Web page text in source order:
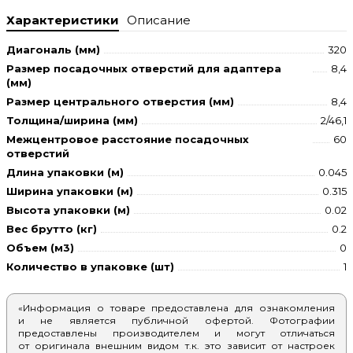
Характеристики Описание
Диагональ (мм)
320
Размер посадочных отверстий для адаптера
(мм)
8,4
Размер центрального отверстия (мм)
8,4
Толщина/ширина (мм)
2/46,1
Межцентровое расстояние посадочных
отверстий
60
Длина упаковки (м)
0.045
Ширина упаковки (м)
0.315
Высота упаковки (м)
0.02
Вес брутто (кг)
0.2
Объем (м3)
0
Количество в упаковке (шт)
1
«Информация о товаре предоставлена для ознакомления
и не является публичной офертой. Фотографии
предоставлены производителем и могут отличаться
от оригинала внешним видом т.к. это зависит от настроек